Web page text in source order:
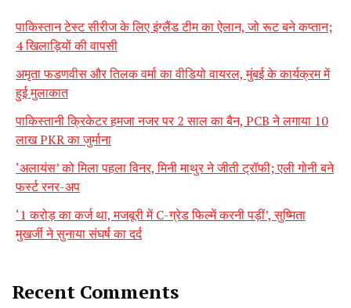
पाकिस्तान टेस्ट सीरीज के लिए इंग्लैंड टीम का ऐलान, जो रूट बने कप्तान;
4 खिलाड़ियों की वापसी
अमृता फडणवीस और तिलक वर्मा का वीडियो वायरल, मुंबई के कार्यक्रम में
हुई मुलाकात
पाकिस्तानी क्रिकेटर हमजा नजर पर 2 साल का बैन, PCB ने लगाया 10
लाख PKR का जुर्माना
‘अलायंस’ को मिला पहला विनर, मिनी माथुर ने जीती ट्रॉफी; एली गोनी बने
फर्स्ट रनर-अप
‘1 करोड़ का कर्ज था, मजबूरी में C-ग्रेड फिल्में करनी पड़ीं’, सुष्मिता
मुखर्जी ने सुनाया संघर्ष का दर्द
Recent Comments